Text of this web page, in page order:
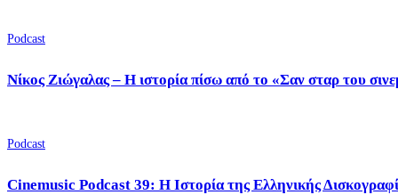
Podcast
Νίκος Ζιώγαλας – Η ιστορία πίσω από το «Σαν σταρ του
Podcast
Cinemusic Podcast 39: Η Ιστορία της Ελληνικής